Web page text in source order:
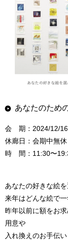
あなたのため
会 期：2024/12/
休廊日：会期中無休
時 間：11:30〜
あなたの好きな絵
来年はどんな絵で
昨年以前に額をお
用意や
入れ換えのお手伝